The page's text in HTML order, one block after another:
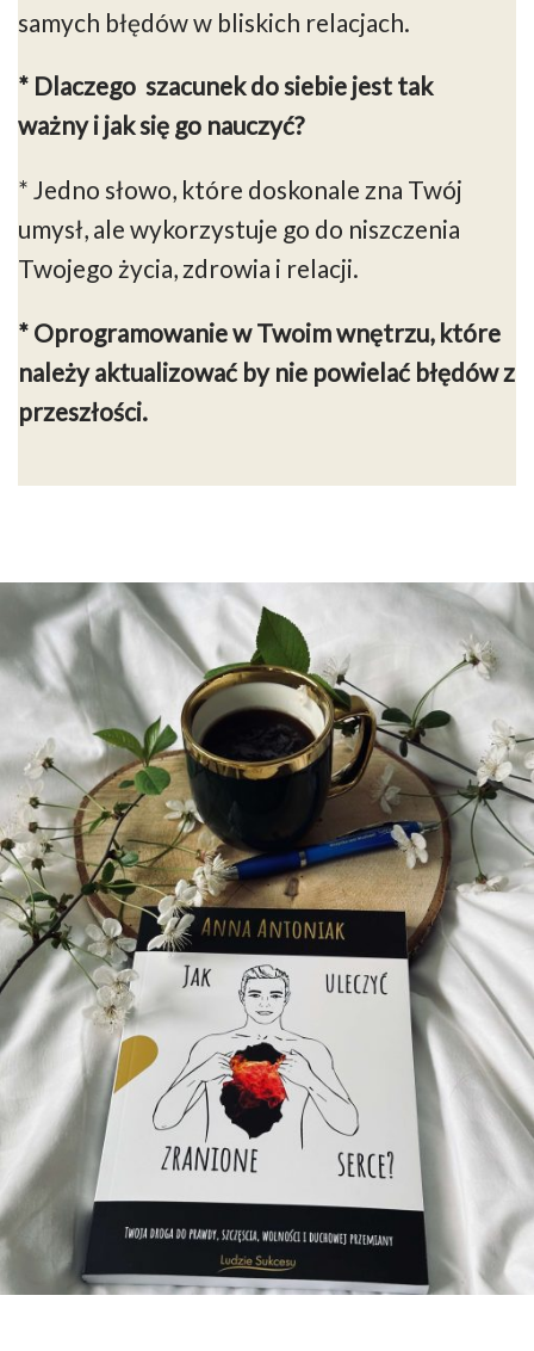
samych błędów w bliskich relacjach.
* Dlaczego szacunek do siebie jest tak
ważnyi jak się go nauczyć?
* Jedno słowo, które doskonale zna Twój
umysł, ale wykorzystuje go do niszczenia
Twojego życia, zdrowia i relacji.
* Oprogramowanie w Twoim wnętrzu, które
należy aktualizować by nie powielać błędów z
przeszłości.